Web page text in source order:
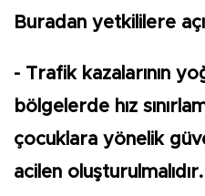
Buradan yetkililere
- Trafik kazalarının
bölgelerde hız
çocuklara yönelik
acilen oluşturulmalıdır.